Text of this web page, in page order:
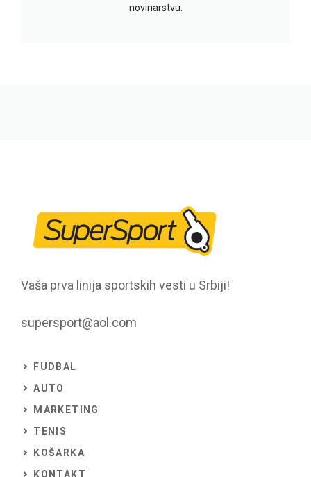
novinarstvu.
Vaša prva linija sportskih vesti u Srbiji!
supersport@aol.com
FUDBAL
AUTO
MARKETING
TENIS
KOŠARKA
KONTAKT